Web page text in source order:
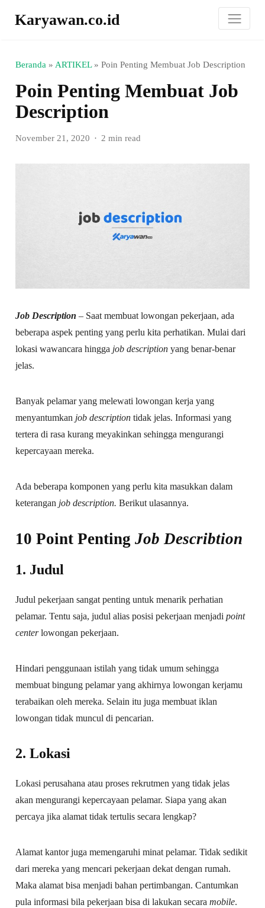
Karyawan.co.id
Beranda » ARTIKEL»Poin Penting Membuat Job Description
Poin Penting Membuat Job
Description
November 21, 2020 2 min read
Job Description – Saat membuat lowongan pekerjaan, ada
beberapa aspek penting yang perlu kita perhatikan. Mulai dari
lokasi wawancara hingga job description yang benar-benar
jelas.
Banyak pelamar yang melewati lowongan kerja yang
menyantumkan job description tidak jelas. Informasi yang
tertera di rasa kurang meyakinkan sehingga mengurangi
kepercayaan mereka.
Ada beberapa komponen yang perlu kita masukkan dalam
keterangan job description. Berikut ulasannya.
10 Point PentingJob Describtion
1. Judul
Judul pekerjaan sangat penting untuk menarik perhatian
pelamar. Tentu saja, judul alias posisi pekerjaan menjadipoint
centerlowongan pekerjaan.
Hindari penggunaan istilah yang tidak umum sehingga
membuat bingung pelamar yang akhirnya lowongan kerjamu
terabaikan oleh mereka. Selain itu juga membuat iklan
lowongan tidak muncul di pencarian.
2. Lokasi
Lokasi perusahana atau proses rekrutmen yang tidak jelas
akan mengurangi kepercayaan pelamar. Siapa yang akan
percaya jika alamat tidak tertulis secara lengkap?
Alamat kantor juga memengaruhi minat pelamar. Tidak sedikit
dari mereka yang mencari pekerjaan dekat dengan rumah.
Maka alamat bisa menjadi bahan pertimbangan. Cantumkan
pula informasi bila pekerjaan bisa di lakukan secaramobile.